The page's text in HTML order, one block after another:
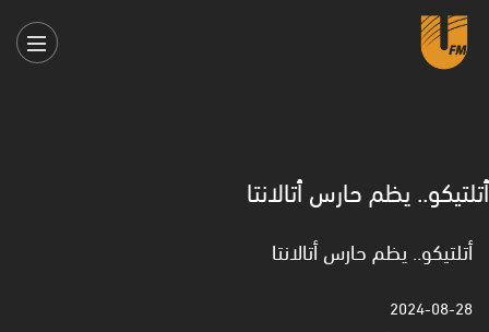
أتلتيكو.. يظم حارس أتالانتا
أتلتيكو.. يظم حارس أتالانتا
2024-08-28